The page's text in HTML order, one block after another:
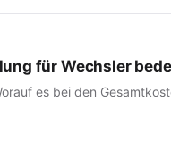
für Wechsler
es bei den